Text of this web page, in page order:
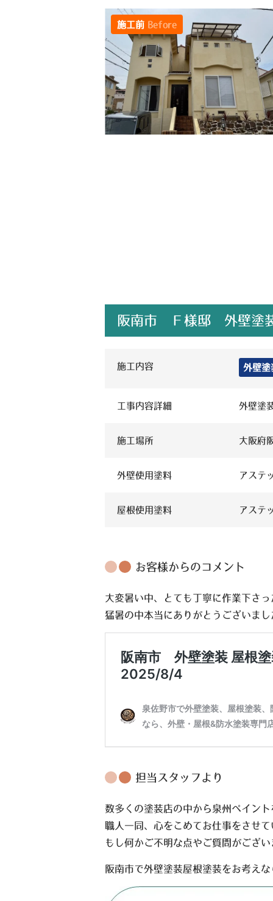
施工前 Before
阪南市 Ｆ様邸 外壁塗
施工内容 外壁塗
工事内容詳細 外壁塗
施工場所 大阪府
外壁使用塗料 アステ
屋根使用塗料 アステ
お客様からのコメント
大変暑い中、とても丁寧に作業下さ
猛暑の中本当にありがとうございまし
担当スタッフより
数多くの塗装店の中から泉州ペイン
職人一同、心をこめてお仕事をさせ
もし何かご不明な点やご質問がござ
阪南市で外壁塗装屋根塗装をお考え